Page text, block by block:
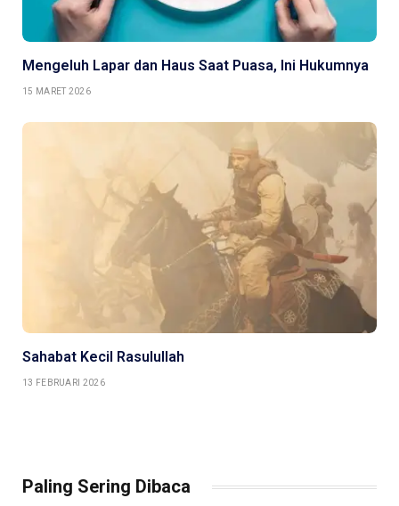
Mengeluh Lapar dan Haus Saat Puasa, Ini Hukumnya
15 MARET 2026
Sahabat Kecil Rasulullah
13 FEBRUARI 2026
Paling Sering Dibaca